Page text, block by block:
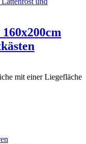
mit einer Liegefläche